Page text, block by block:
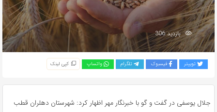
بازدید 306
توییتر فیسبوک تلگرام واتساپ کپی لینک
جلال یوسفی در گفت و گو با خبرنگار مهر اظهار کرد: شهرستان دهلران قطب